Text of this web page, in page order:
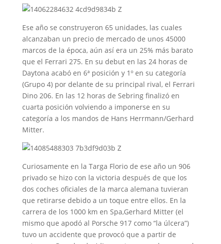
Ese año se construyeron 65 unidades, las cuales
alcanzaban un precio de mercado de unos 45000
marcos de la época, aún así era un 25% más barato
que el Ferrari 275. En su debut en las 24 horas de
Daytona acabó en 6ª posición y 1º en su categoría
(Grupo 4) por delante de su principal rival, el Ferrari
Dino 206. En las 12 horas de Sebring finalizó en
cuarta posición volviendo a imponerse en su
categoría a los mandos de Hans Herrmann/Gerhard
Mitter.
Curiosamente en la Targa Florio de ese año un 906
privado se hizo con la victoria después de que los
dos coches oficiales de la marca alemana tuvieran
que retirarse debido a un toque entre ellos. En la
carrera de los 1000 km en Spa,Gerhard Mitter (el
mismo que apodó al Porsche 917 como “la úlcera”)
tuvo un accidente que provocó que a partir de